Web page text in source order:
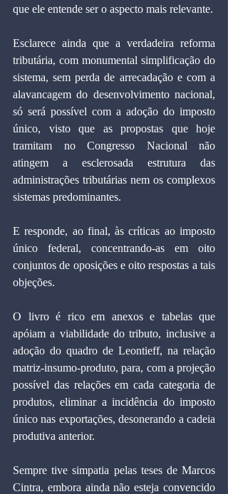
Esclarece ainda que a verdadeira reforma
tributária, com monumental simplificação do
sistema, sem perda de arrecadação e com a
alavancagem do desenvolvimento nacional,
só será possível com a adoção do imposto
único, visto que as propostas que hoje
tramitam no Congresso Nacional não
atingem a esclerosada estrutura das
administrações tributárias nem os complexos
sistemas predominantes.
E responde, ao final, às críticas ao imposto
único federal, concentrando-as em oito
conjuntos de oposições e oito respostas a tais
objeções.
O livro é rico em anexos e tabelas que
apóiam a viabilidade do tributo, inclusive a
adoção do quadro de Leontieff, na relação
matriz-insumo-produto, para, com a projeção
possível das relações em cada categoria de
produtos, eliminar a incidência do imposto
único nas exportações, desonerando a cadeia
produtiva anterior.
Sempre tive simpatia pelas teses de Marcos
Cintra, embora ainda não esteja convencido